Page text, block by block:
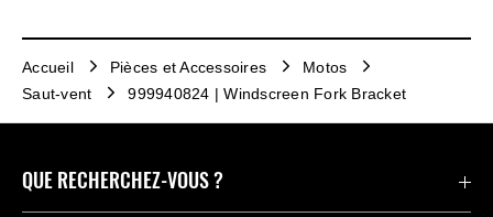
Accueil Pièces et Accessoires
Motos
Saut-vent
999940824 | Windscreen Fork Bracket
QUE RECHERCHEZ-VOUS ?